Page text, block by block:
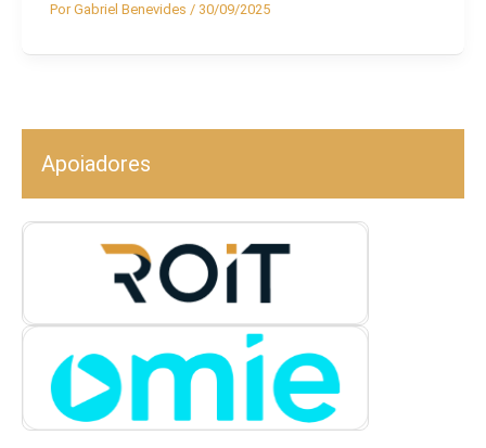
PorGabriel Benevides / 30/09/2025
Apoiadores